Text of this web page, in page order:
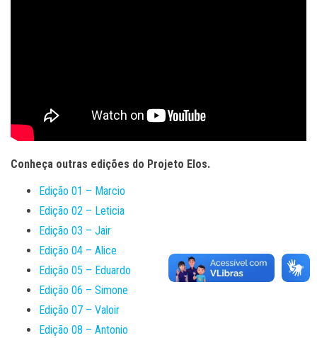
Conheça outras edições do Projeto Elos.
Edição 01 – Marcio
Edição 02 – Leticia
Edição 03 – Jair
Edição 04 – Alice
Edição 05 – Eduardo
Edição 06 – Simone
Edição 07 – Valoir
Edição 08 – Antonio